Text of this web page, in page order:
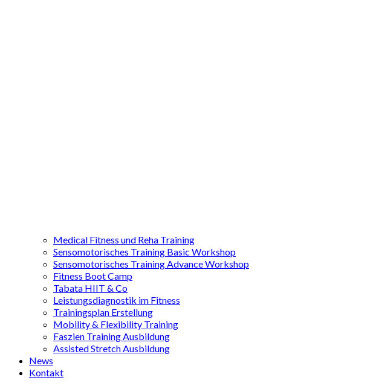
Medical Fitness und Reha Training
Sensomotorisches Training Basic Workshop
Sensomotorisches Training Advance Workshop
Fitness Boot Camp
Tabata HIIT & Co
Leistungsdiagnostik im Fitness
Trainingsplan Erstellung
Mobility & Flexibility Training
Faszien Training Ausbildung
Assisted Stretch Ausbildung
News
Kontakt